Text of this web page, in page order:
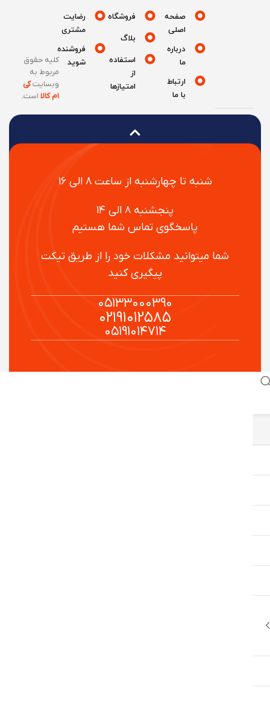
شنبه تا چهارشنبه از ساعت ۸ الی ۱۶
پنجشنبه ۸ الی ۱۴
پاسخگوی تماس شما هستیم
شما میتوانید مشکلات خود را از طریق تیکت
پیگیری کنید
۰۵۱۳۳۰۰۰۳۹۰
۰۲۱۹۱۰۱۲۵۸۵
۰۵۱۹۱۰۱۴۷۱۴
صفحه
درباره
ارتباط
فروشگاه
بلاگ
استفاده
امتیازها
رضایت
مشتری
فروشنده
شوید
کلیه حقوق
مربوط به
وبسایتکی
ام کالااست.